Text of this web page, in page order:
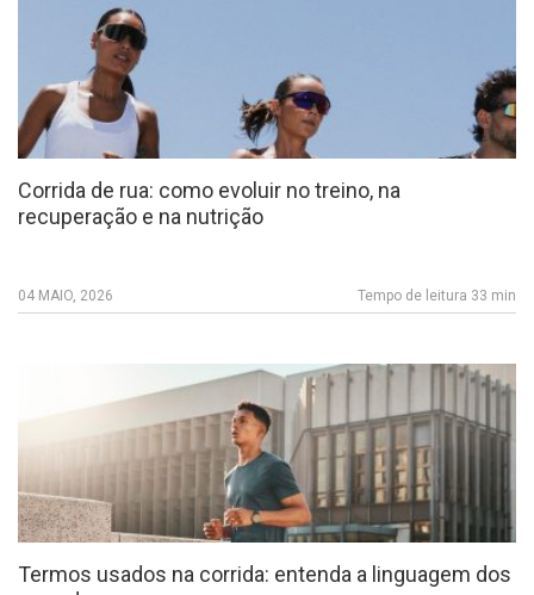
Corrida de rua: como evoluir no treino, na
recuperação e na nutrição
04 MAIO, 2026 Tempo de leitura 33 min
Termos usados na corrida: entenda a linguagem dos